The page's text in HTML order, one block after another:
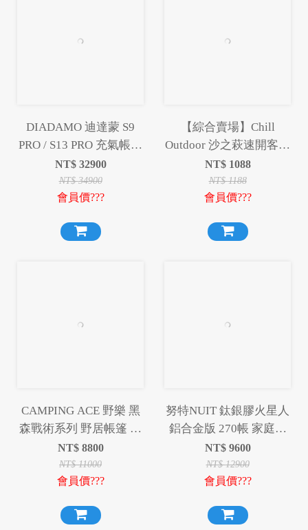
DIADAMO 迪達蒙 S9
PRO / S13 PRO 充氣帳篷
充氣帳 快速帳 速搭帳 充
氣 露營 小玩家露營用品
NT$ 32900
NT$34900
會員價???
【綜合賣場】Chill
Outdoor 沙之萩速開客廳
帳 客廳帳 天幕 邊布 雙
層圍布 延伸天幕 露營 野
營
NT$ 1088
NT$1188
會員價???
CAMPING ACE 野樂 黑
森戰術系列 野居帳篷 帳
篷 黑色 沙色 300帳 露營
野營
NT$ 8800
NT$11000
會員價???
努特NUIT 鈦銀膠火星人
鋁合金版 270帳 家庭帳
篷六人帳蓬 耐水壓
3000mm NTG247BK
NT$ 9600
NT$12900
會員價???